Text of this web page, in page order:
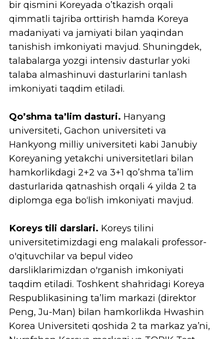
professorlardan ta’lim olish imkoniyati.
Bizning professor-o'qituvchilarimiz sizning
ilmiy maqsad va orzularingizga
erishishingizga yordam berish uchun yuqori
sifatli ta’lim va o’z maslahat-tavsiyalarini
Turli ta’lim dasturlari.Talabalar o’zlariga
qulay bo’lgan vaqtda va o’z ehtiyojlaridan
kelib chiqqan holda, ertalabki ta’lim,
dasturlaridan birini tanlashlari mumkin.
universitetimiz tomonidan Oʻzbekistonda ilk
yondashuv asosida koreyalik professorlar
tomonidan yozilgan video-kontentlar
taqdim etiladi. Nisbatan arzonroq o'quv
shartnoma to'lovlari asosida talabalar sirtqi
ta'lim shaklida ta’lim olish imkoniyatiga ega
O‘zbekistondagi kompaniya hamda
tashkilotlar bilan hamkorlikda kafolatlangan
dasturlarimizda qatnashib, kelajakdagi
karyera yo’lingizni kengaytirish imkoniyati
qiziqishlariga mos keladigan eng yaxshi
karyera imkoniyatlarini topishda yordam
beramiz.
Magistratura dasturlari.HKU talabalari
bakalavriat bosqichini tugatgandan so'ng,